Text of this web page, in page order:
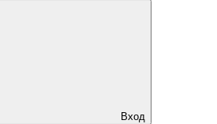
Вход